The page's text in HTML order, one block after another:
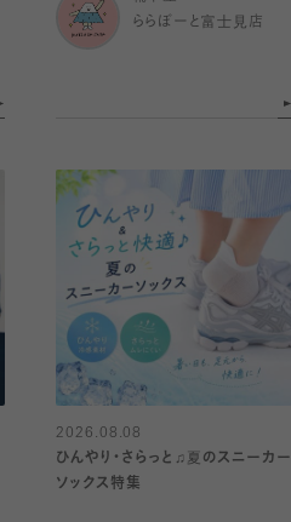
ららぽーと富士見店
2026.08.08
ひんやり・さらっと♫夏のスニーカー
ソックス特集